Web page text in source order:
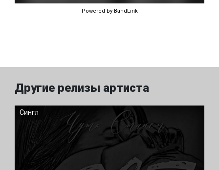
Powered by BandLink
Другие релизы артиста
Сингл